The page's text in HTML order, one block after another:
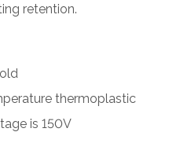
retention.
thermoplastic
is 150V